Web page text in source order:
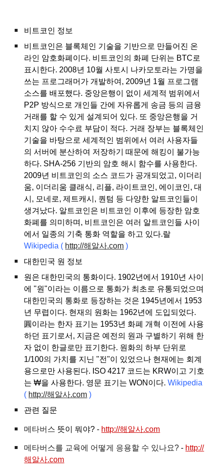
비트코인 정보
비트코인은 블록체인 기술을 기반으로 만들어진 온
라인 암호화폐이다. 비트코인의 화폐 단위는 BTC로
표시한다. 2008년 10월 사토시 나카모토라는 가명을
쓰는 프로그래머가 개발하여, 2009년 1월 프로그램
소스를 배포했다. 중앙은행이 없이 세계적 범위에서
P2P 방식으로 개인들 간에 자유롭게 송금 등의 금융
거래를 할 수 있게 설계되어 있다. 또 중앙은행을 거
치지 않아 수수료 부담이 적다. 거래 장부는 블록체인
기술을 바탕으로 세계적인 범위에서 여러 사용자들
의 서버에 분산하여 저장하기 때문에 해킹이 불가능
하다. SHA-256 기반의 암호 해시 함수를 사용한다.
2009년 비트코인의 소스 코드가 공개되었고, 이더리
움, 이더리움 클래식, 리플, 라이트코인, 에이코인, 대
시, 모네로, 제트캐시, 퀀텀 등 다양한 알트코인들이
생겨났다. 알트코인은 비트코인 이후에 등장한 암호
화폐를 의미하며, 비트코인은 여러 알트코인들 사이
에서 일종의 기축 통화 역할을 하고 있다.랄
Wikipedia ( http://해알사.com )
대한민국 원 정보
원은 대한민국의 통화이다. 1902년에서 1910년 사이
에 "원"이라는 이름으로 통화가 최초로 유통되었으며
대한민국의 통화로 등장하는 것은 1945년에서 1953
년 무렵이다. 현재의 원화는 1962년에 도입되었다.
圓이라는 한자 표기는 1953년 화폐 개혁 이전에 사용
하던 표기로서, 지금은 예전의 원과 구별하기 위해 한
자 없이 한글로만 표기한다. 원화의 하부 단위로
1/100의 가치를 지닌 "전"이 있었으나 현재에는 회계
용으로만 사용된다. ISO 4217 코드는 KRW이고 기호
는 ₩을 사용한다. 영문 표기는 WON이다.Wikipedia
( http://해알사.com )
관련 질문
메타버스 뜻이 뭐야? - http://해알사.com
메타버스를 교육에 어떻게 응용할 수 있나요? - http://
해알사.com